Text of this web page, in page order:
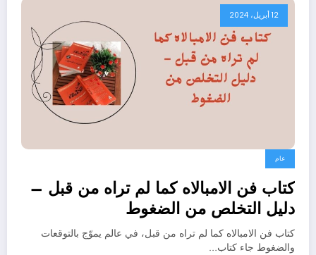
12 أبريل، 2024
عام
كتاب فن الامبالاه كما لم تراه من قبل –
دليل التخلص من الضغوط
كتاب فن الامبالاه كما لم تراه من قبل، في عالم يموّج بالتوقعات
والضغوط جاء كتاب…